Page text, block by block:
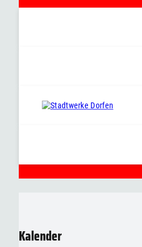
Kalender